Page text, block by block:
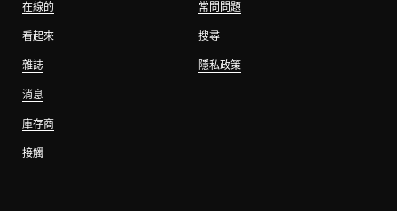
在線的
看起來
雜誌
消息
庫存商
接觸
常問問題
搜尋
隱私政策